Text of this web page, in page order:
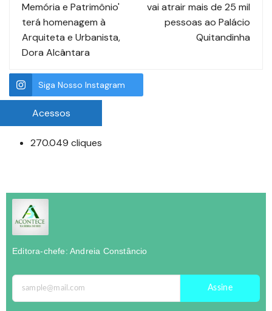
Memória e Patrimônio'
terá homenagem à
Arquiteta e Urbanista,
Dora Alcântara
vai atrair mais de 25 mil
pessoas ao Palácio
Quitandinha
Siga Nosso Instagram
Acessos
270.049 cliques
Editora-chefe: Andreia Constâncio
Assine